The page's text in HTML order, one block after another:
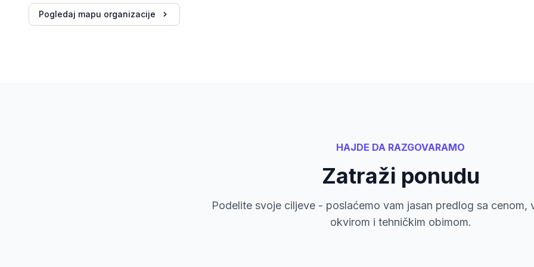
Pogledaj mapu organizacije
HAJDE DA RAZGOVARAMO
Zatraži ponudu
Podelite svoje ciljeve - poslaćemo vam jasan predlog sa cenom,
okvirom i tehničkim obimom.